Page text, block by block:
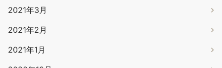
2021年3月
2021年2月
2021年1月